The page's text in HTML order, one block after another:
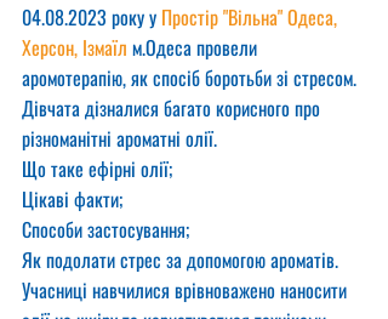
04.08.2023 року у Простір "Вільна" Одеса,
Херсон, Ізмаїл м.Одеса провели
аромотерапію, як спосіб боротьби зі стресом.
Дівчата дізналися багато корисного про
різноманітні ароматні олії.
Що таке ефірні олії;
Цікаві факти;
Способи застосування;
Як подолати стрес за допомогою ароматів.
Учасниці навчилися врівноважено наносити